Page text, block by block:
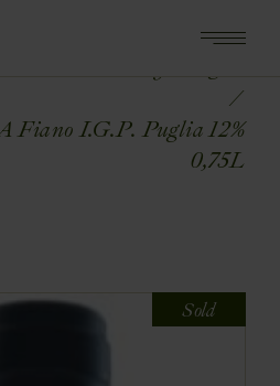
I.G.P. Puglia 12%
0,75L
Sold